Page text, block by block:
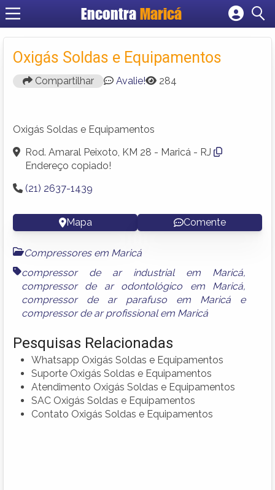
EncontraMaricá
Cadastrar empresa
Criar conta
Oxigás Soldas e Equipamentos
Compartilhar Avalie! 284
Oxigás Soldas e Equipamentos
Rod. Amaral Peixoto, KM 28 - Maricá - RJ
Endereço copiado!
(21) 2637-1439
Mapa Comente
Compressores em Maricá
compressor de ar industrial em Maricá,
compressor de ar odontológico em Maricá,
compressor de ar parafuso em Maricá e
compressor de ar profissional em Maricá
Pesquisas Relacionadas
Whatsapp Oxigás Soldas e Equipamentos
Suporte Oxigás Soldas e Equipamentos
Atendimento Oxigás Soldas e Equipamentos
SAC Oxigás Soldas e Equipamentos
Contato Oxigás Soldas e Equipamentos